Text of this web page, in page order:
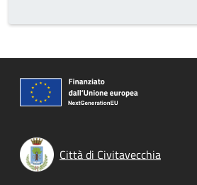
Città di Civitavecchia